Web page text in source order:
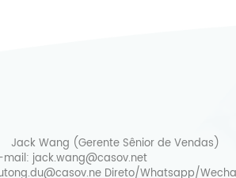
Jack Wang (Gerente Sênior de Vendas)
mail: jack.wang@casov.net
Direto/Whatsapp/